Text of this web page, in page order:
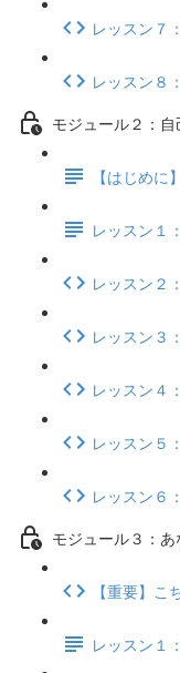
レッスン７
レッスン８
モジュール２：
【はじめに
レッスン１
レッスン２
レッスン３
レッスン４
レッスン５
レッスン６
モジュール３：
【重要】
レッスン１